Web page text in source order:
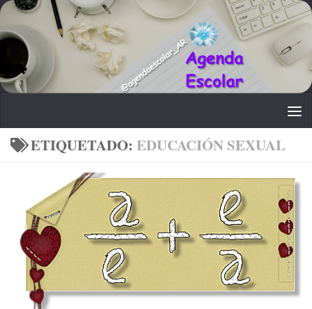
Saltar al contenido
ETIQUETADO: EDUCACIÓN SEXUAL